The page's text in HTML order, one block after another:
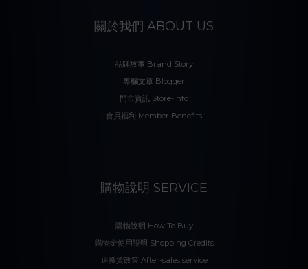
關於我們 ABOUT US
品牌故事 Brand Story
專欄文章 Blogger
門市資訊 Store-info
會員福利 Member Benefits
購物說明 SERVICE
購物說明 How To Buy
購物金使用説明 Shopping Credits
退換貨政策 After-sales service